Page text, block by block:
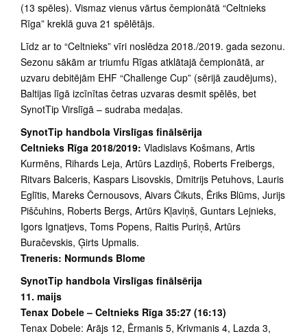
(13 spēles). Vismaz vienus vārtus čempionātā “Celtnieks
Rīga” kreklā guva 21 spēlētājs.
Līdz ar to “Celtnieks” vīri noslēdza 2018./2019. gada sezonu.
Sezonu sākām ar triumfu Rīgas atklātajā čempionātā, ar
uzvaru debitējām EHF “Challenge Cup” (sērijā zaudējums),
Baltijas līgā izcīnītas četras uzvaras desmit spēlēs, bet
SynotTip Virslīgā – sudraba medaļas.
SynotTip handbola Virslīgas finālsērija
Celtnieks Rīga 2018/2019: Vladislavs Košmans, Artis
Kurmēns, Rihards Leja, Artūrs Lazdiņš, Roberts Freibergs,
Ritvars Balceris, Kaspars Lisovskis, Dmitrijs Petuhovs, Lauris
Eglītis, Mareks Černousovs, Aivars Čikuts, Ēriks Blūms, Jurijs
Piščuhins, Roberts Bergs, Artūrs Kļaviņš, Guntars Lejnieks,
Igors Ignatjevs, Toms Popens, Raitis Puriņš, Artūrs
Buračevskis, Ģirts Upmalis.
Treneris: Normunds Blome
SynotTip handbola Virslīgas finālsērija
11. maijs
Tenax Dobele – Celtnieks Rīga 35:27 (16:13)
Tenax Dobele: Arājs 12, Ērmanis 5, Krivmanis 4, Lazda 3,